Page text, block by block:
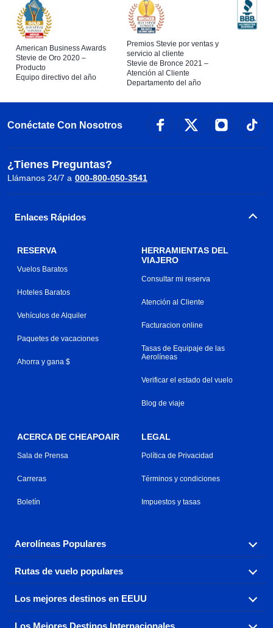
American Business Awards
Stevie de Oro 2020 –
Producto
Equipo directivo del año
Premios Stevie por ventas y
servicio al cliente
Stevie de Bronce 2021 –
Atención al Cliente
Departamento del año
Conéctate Con Nosotros
¿Tienes Preguntas?
Llámanos 24/7 a 000-800-050-3541
Enlaces Rápidos
RESERVA
Vuelos Baratos
Hoteles Baratos
Vehículos de Alquiler
Paquetes de vacaciones
Ahorra y gana $
HERRAMIENTAS DEL
VIAJERO
Consultar mi reserva
Atención al Cliente
Facturacion online
Tasas de Equipaje de las
Aerolíneas
Verificar el estado del vuelo
Blog de viaje
ACERCA DE CHEAPOAIR
Sala de Prensa
Carreras
Boletín
LEGAL
Política de Privacidad
Términos y condiciones
Impuestos y tasas
Aerolíneas Populares
Explora nuestras opciones de tarifas aéreas baratas por
aerolínea, con más de 500 opciones para elegir.
Aeromexico
Rutas de vuelo populares
Reserva una de nuestras rutas de vuelo más populares
con tres sencillos clics.
Los mejores destinos en EEUU